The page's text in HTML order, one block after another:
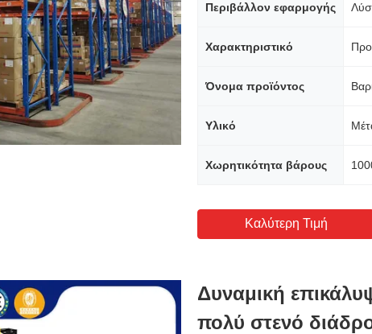
Περιβάλλον εφαρμογής
Χαρακτηριστικό
Όνομα προϊόντος
Υλικό
Χωρητικότητα βάρους
Καλύτερη Τιμή
Δυναμική
πολύ στενό